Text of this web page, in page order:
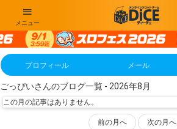
メニュー
プロフィール メール
ごっぴいさんのブログ一覧 - 2026年8月
この月の記事はありません。
前の月へ 次の月へ